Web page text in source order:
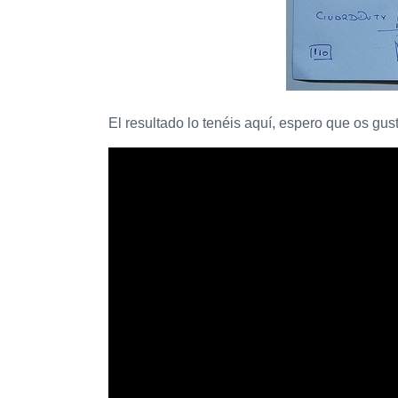
El resultado lo tenéis aquí, espero que os